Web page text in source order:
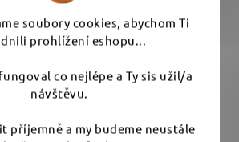
soubory cookies, abychom Ti
prohlížení eshopu...
co nejlépe a Ty sis užil/a
návštěvu.
příjemně a my budeme neustále